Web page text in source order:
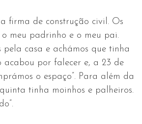
firma de construção civil. Os
o meu padrinho e o meu pai.
pela casa e achámos que tinha
acabou por falecer e, a 23 de
o espaço”. Para além da
tinha moinhos e palheiros.